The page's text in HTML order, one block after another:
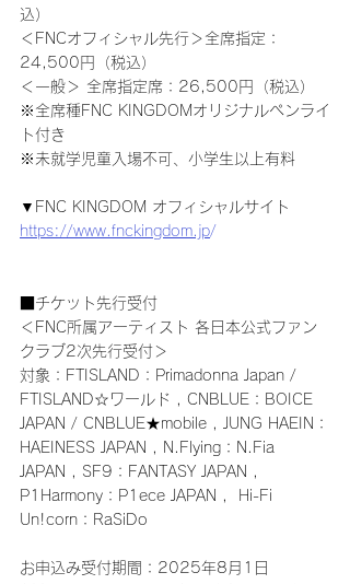
込）
＜FNCオフィシャル先行＞全席指定：
24,500円（税込）
＜一般＞ 全席指定席：26,500円（税込）
※全席種FNC KINGDOMオリジナルペンライ
ト付き
※未就学児童入場不可、小学生以上有料
▼FNC KINGDOM オフィシャルサイト
https://www.fnckingdom.jp/
■チケット先行受付
＜FNC所属アーティスト 各日本公式ファン
クラブ2次先行受付＞
対象：FTISLAND：Primadonna Japan /
FTISLAND☆ワールド , CNBLUE：BOICE
JAPAN / CNBLUE★mobile , JUNG HAEIN：
HAEINESS JAPAN , N.Flying：N.Fia
JAPAN , SF9：FANTASY JAPAN ,
P1Harmony：P1ece JAPAN ,  Hi-Fi
Un!corn：RaSiDo
お申込み受付期間：2025年8月1日